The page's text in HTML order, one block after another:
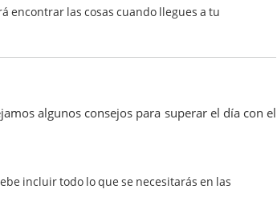
encontrar las cosas cuando llegues a tu
algunos consejos para superar el día con el
incluir todo lo que se necesitarás en las